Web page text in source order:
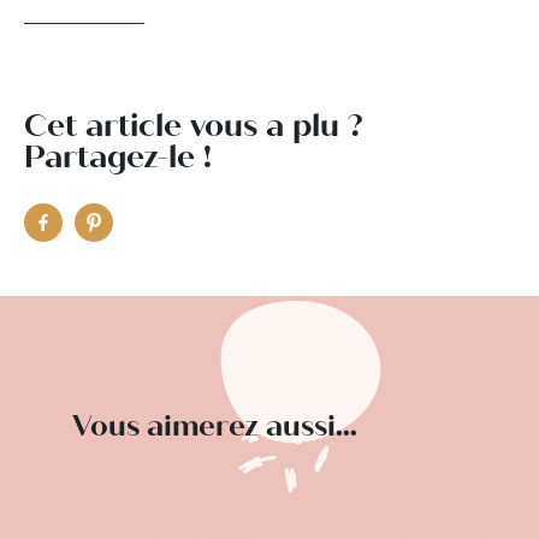
Cet article vous a plu ?
Partagez-le !
Vous aimerez aussi...